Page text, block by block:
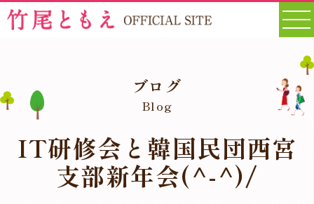
ブログ
Blog
IT研修会と韓国民団西宮
支部新年会(^-^)/